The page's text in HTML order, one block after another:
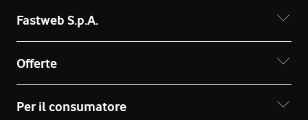
Fastweb S.p.A.
Offerte
Per il consumatore